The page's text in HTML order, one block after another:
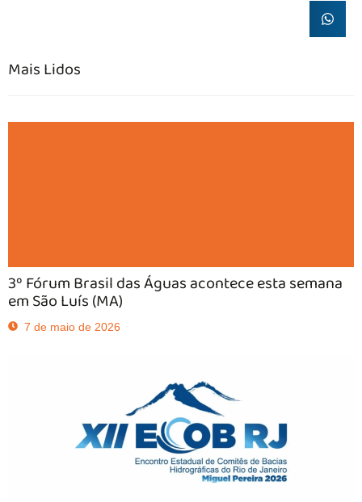
Mais Lidos
3º Fórum Brasil das Águas acontece esta semana
em São Luís (MA)
7 de maio de 2026